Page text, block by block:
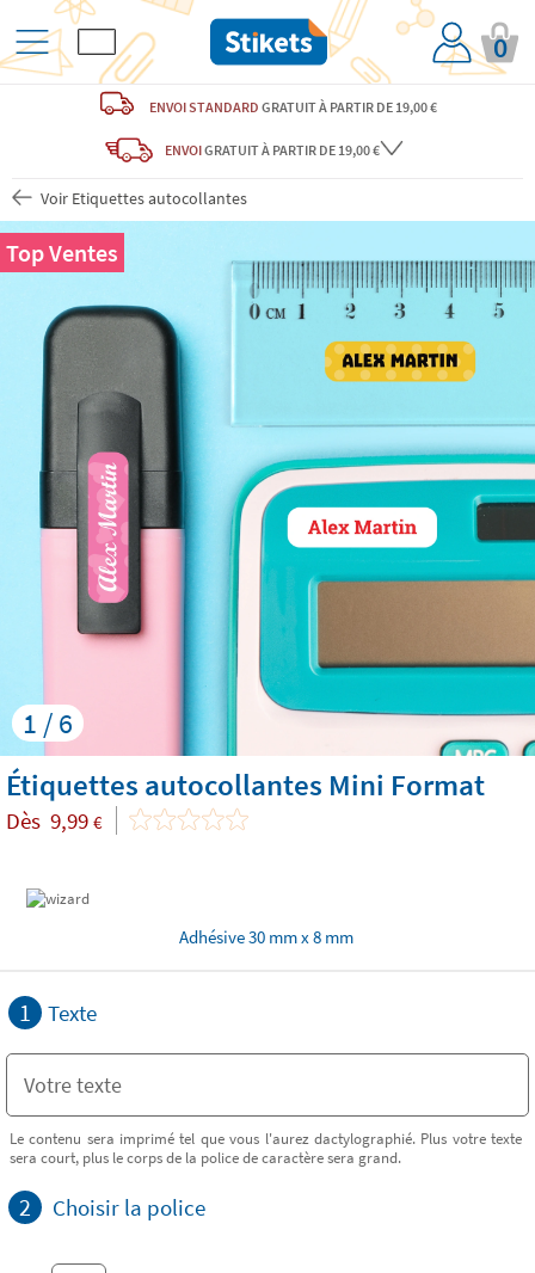
0
ENVOI STANDARD GRATUITÀ PARTIR DE 19,00 €
ENVOIGRATUITÀ PARTIR DE 19,00 €
Voir Etiquettes autocollantes
1 / 6
Top Ventes
Étiquettes autocollantes Mini Format
Dès 9,99 €
Adhésive 30 mm x 8 mm
1 Texte
Le contenu sera imprimé tel que vous l'aurez dactylographié. Plus votre texte
sera court, plus le corps de la police de caractère sera grand.
2 Choisir la police